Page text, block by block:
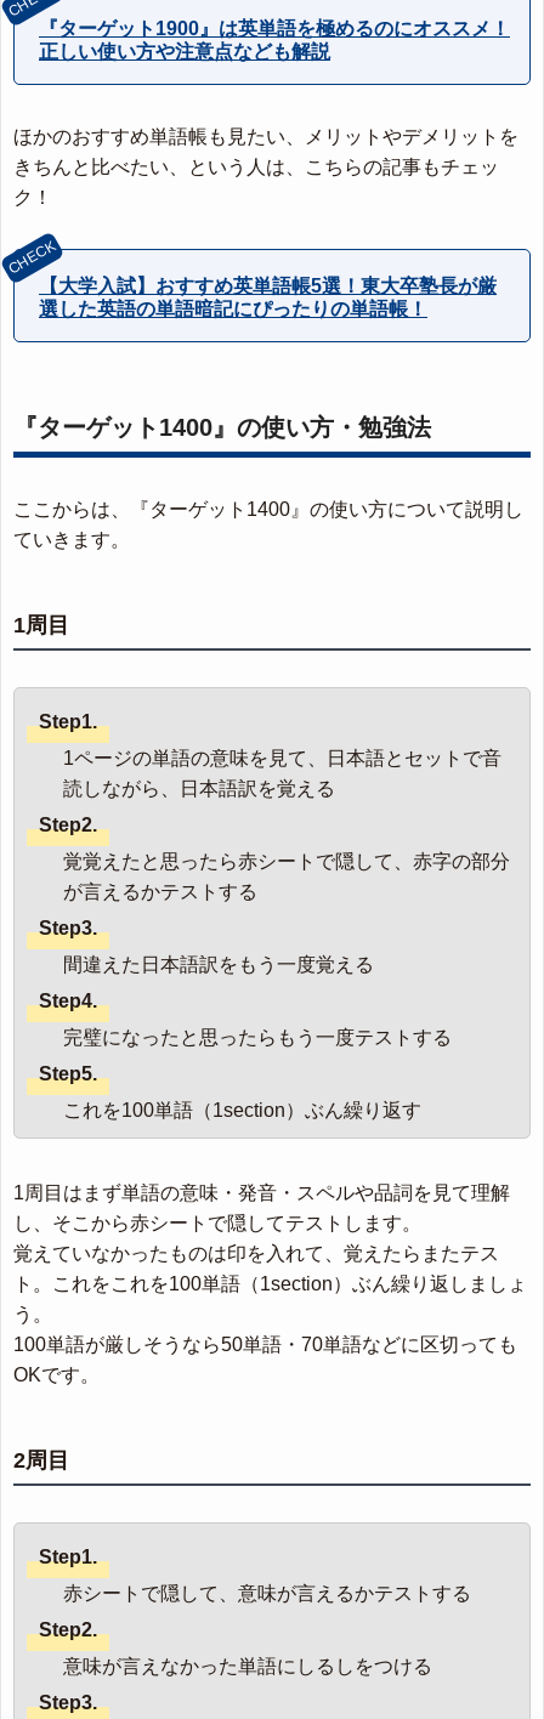
『ターゲット1900』は英単語を極めるのにオススメ！
正しい使い方や注意点なども解説
ほかのおすすめ単語帳も見たい、メリットやデメリットを
きちんと比べたい、という人は、こちらの記事もチェッ
ク！
【大学入試】おすすめ英単語帳5選！東大卒塾長が厳
選した英語の単語暗記にぴったりの単語帳！
『ターゲット1400』の使い方・勉強法
ここからは、『ターゲット1400』の使い方について説明し
ていきます。
1周目
Step1.
1ページの単語の意味を見て、日本語とセットで音
読しながら、日本語訳を覚える
Step2.
覚覚えたと思ったら赤シートで隠して、赤字の部分
が言えるかテストする
Step3.
間違えた日本語訳をもう一度覚える
Step4.
完璧になったと思ったらもう一度テストする
Step5.
これを100単語（1section）ぶん繰り返す
1周目はまず単語の意味・発音・スペルや品詞を見て理解
し、そこから赤シートで隠してテストします。
覚えていなかったものは印を入れて、覚えたらまたテス
ト。これをこれを100単語（1section）ぶん繰り返しましょ
う。
100単語が厳しそうなら50単語・70単語などに区切っても
OKです。
2周目
Step1.
赤シートで隠して、意味が言えるかテストする
Step2.
意味が言えなかった単語にしるしをつける
Step3.